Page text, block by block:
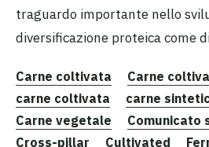
traguardo importante nello
diversificazione proteica come
Carne coltivata
Carne
carne coltivata
carne
Carne vegetale
Comunicato
Cross-pillar
Cultivated